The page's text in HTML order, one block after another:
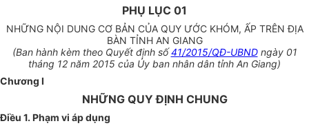
PHỤ LỤC 01
NHỮNG NỘI DUNG CƠ BẢN CỦA QUY ƯỚC KHÓM, ẤP TRÊN ĐỊA
BÀN TỈNH AN GIANG
(Ban hành kèm theo Quyết định số41/2015/QĐ-UBNDngày 01
tháng 12 năm 2015 của Ủy ban nhân dân tỉnh An Giang)
Chương I
NHỮNG QUY ĐỊNH CHUNG
Điều 1. Phạm vi áp dụng